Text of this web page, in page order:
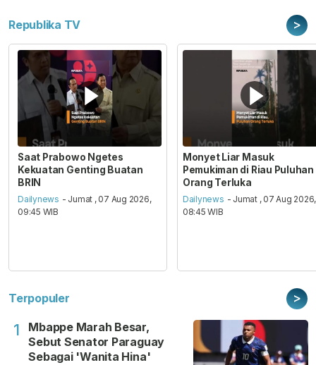
Republika TV >
Saat Prabowo Ngetes
Kekuatan Genting Buatan
BRIN
Dailynews - Jumat , 07 Aug 2026,
09:45 WIB
Monyet Liar Masuk
Pemukiman di Riau Puluhan
Orang Terluka
Dailynews - Jumat , 07 Aug 2026,
08:45 WIB
Terpopuler >
1
Mbappe Marah Besar,
Sebut Senator Paraguay
Sebagai 'Wanita Hina'